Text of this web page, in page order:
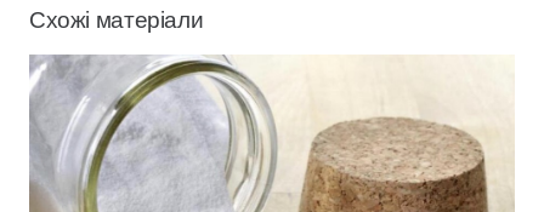
Схожі матеріали